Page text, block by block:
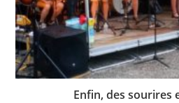
Enfin, des sourires